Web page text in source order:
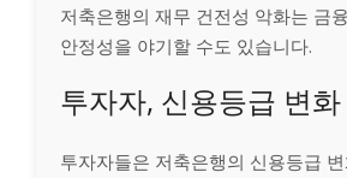
저축은행의 재무 건전성 악화는 금
안정성을 야기할 수도 있습니다.
투자자, 신용등급 변화
투자자들은 저축은행의 신용등급